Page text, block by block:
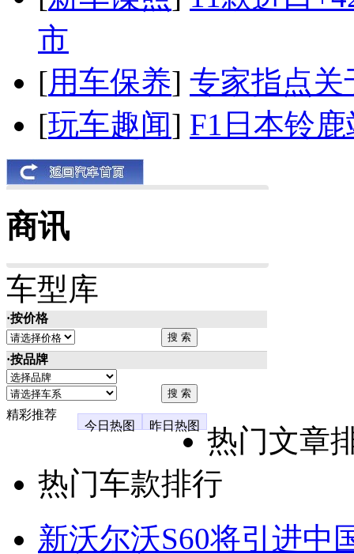
市
[用车保养] 专家指点关
[玩车趣闻] F1日本铃
商讯
车型库
·按价格
·按品牌
精彩推荐
今日热图
昨日热图
热门文章
热门车款排行
新沃尔沃S60将引进中